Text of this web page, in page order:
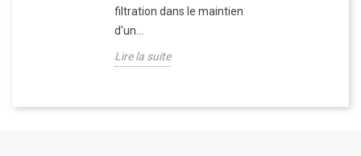
filtration dans le maintien
d'un...
Lire la suite